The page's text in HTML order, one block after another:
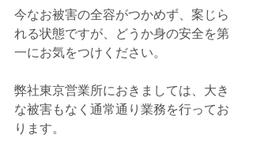
今なお被害の全容がつかめず、案じら
れる状態ですが、どうか身の安全を第
一にお気をつけください。
弊社東京営業所におきましては、大き
な被害もなく通常通り業務を行ってお
ります。